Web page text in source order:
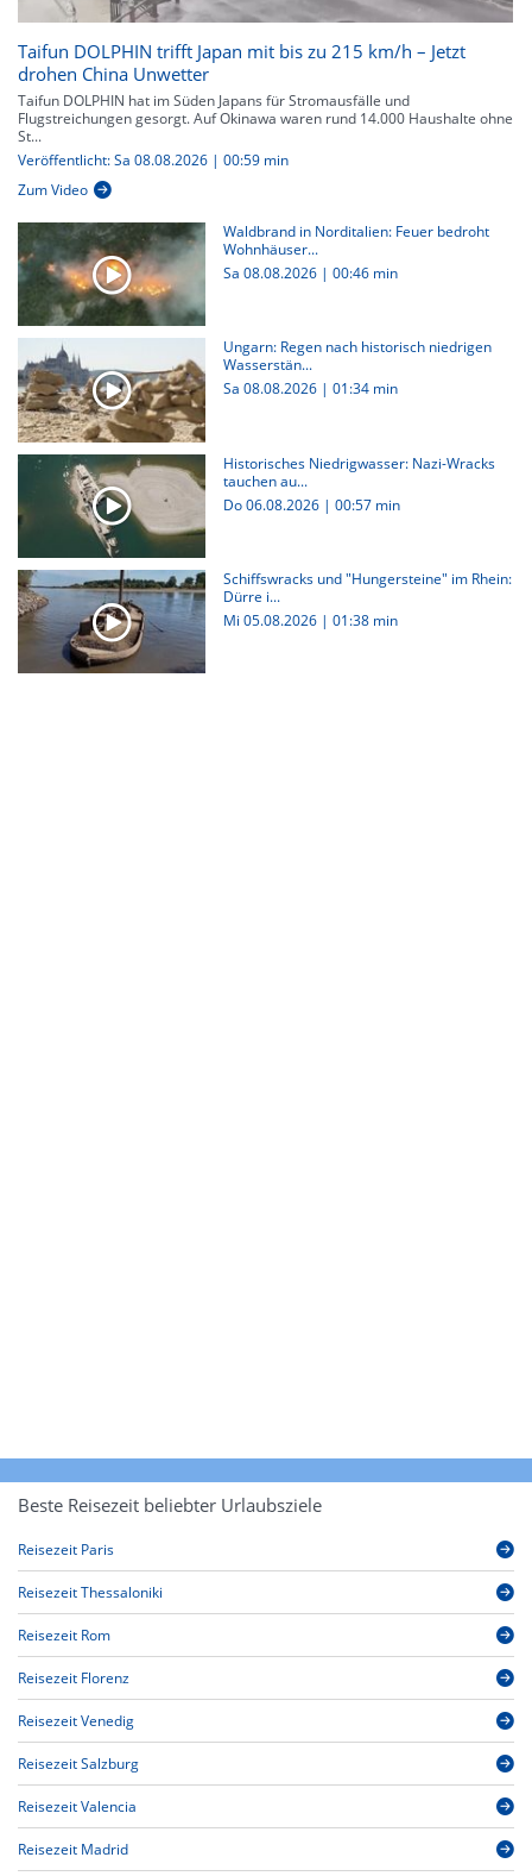
Taifun DOLPHIN trifft Japan mit bis zu 215 km/h – Jetzt
drohen China Unwetter
Taifun DOLPHIN hat im Süden Japans für Stromausfälle und
Flugstreichungen gesorgt. Auf Okinawa waren rund 14.000 Haushalte ohne
St...
Veröffentlicht: Sa 08.08.2026 | 00:59 min
Zum Video
Waldbrand in Norditalien: Feuer bedroht
Wohnhäuser...
Sa 08.08.2026 | 00:46 min
Ungarn: Regen nach historisch niedrigen
Wasserstän...
Sa 08.08.2026 | 01:34 min
Historisches Niedrigwasser: Nazi-Wracks
tauchen au...
Do 06.08.2026 | 00:57 min
Schiffswracks und "Hungersteine" im Rhein:
Dürre i...
Mi 05.08.2026 | 01:38 min
Beste Reisezeit beliebter Urlaubsziele
Reisezeit Paris
Reisezeit Thessaloniki
Reisezeit Rom
Reisezeit Florenz
Reisezeit Venedig
Reisezeit Salzburg
Reisezeit Valencia
Reisezeit Madrid